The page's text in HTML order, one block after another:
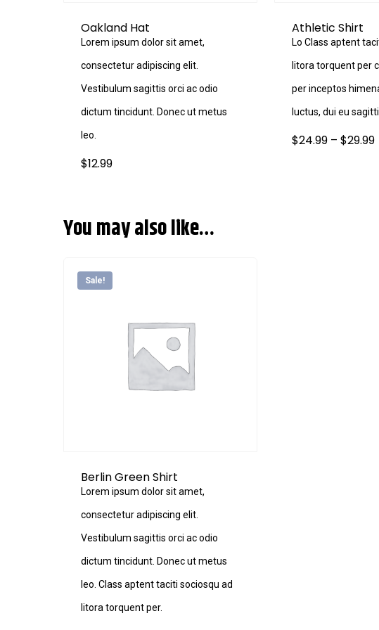
Oakland Hat
Lorem ipsum dolor sit amet,
consectetur adipiscing elit.
Vestibulum sagittis orci ac odio
dictum tincidunt. Donec ut metus
leo.
$12.99
Athletic Shirt
Lo Class aptent
litora torquent per
per inceptos
luctus, dui eu
$24.99 – $29.99
You may also like…
Sale!
Berlin Green Shirt
Lorem ipsum dolor sit amet,
consectetur adipiscing elit.
Vestibulum sagittis orci ac odio
dictum tincidunt. Donec ut metus
leo. Class aptent taciti sociosqu ad
litora torquent per.